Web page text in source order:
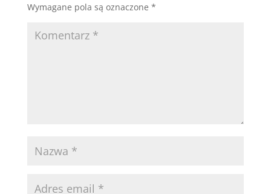
Wymagane pola są oznaczone *